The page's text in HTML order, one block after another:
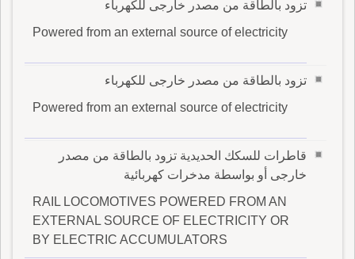
تزود بالطاقة من مصدر خارجى للكهرباء
Powered from an external source of electricity
تزود بالطاقة من مصدر خارجى للكهرباء
Powered from an external source of electricity
قاطرات للسكك الحديدية تزود بالطاقة من مصدر
خارجى أو بواسطة مدخرات كهربائية
RAIL LOCOMOTIVES POWERED FROM AN
EXTERNAL SOURCE OF ELECTRICITY OR
BY ELECTRIC ACCUMULATORS